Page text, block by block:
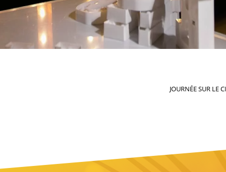
JOURNÉE SUR LE